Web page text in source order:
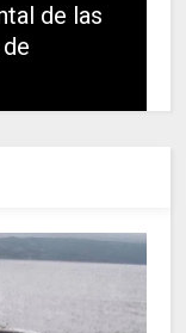
de las